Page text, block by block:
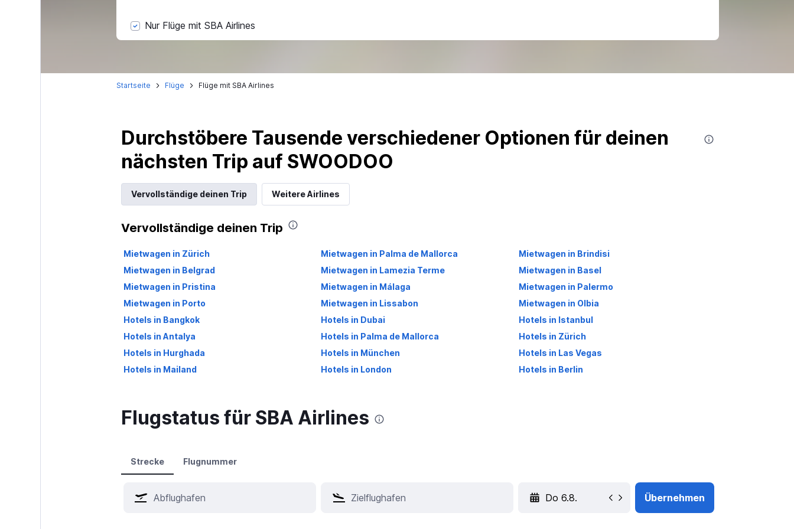
Nur Flüge mit SBA Airlines
Startseite Flüge Flüge mit SBA Airlines
Durchstöbere Tausende verschiedener Optionen für deinen
nächsten Trip auf SWOODOO
Vervollständige deinen Trip Weitere Airlines
Vervollständige deinen Trip
Mietwagen in Zürich Mietwagen in Palma de Mallorca
Mietwagen in Brindisi
Mietwagen in Belgrad
Mietwagen in Lamezia Terme
Mietwagen in Basel
Mietwagen in Pristina
Mietwagen in Málaga
Mietwagen in Palermo
Mietwagen in Porto
Mietwagen in Lissabon
Mietwagen in Olbia
Hotels in Bangkok
Hotels in Dubai
Hotels in Istanbul
Hotels in Antalya
Hotels in Palma de Mallorca
Hotels in Zürich
Hotels in Hurghada
Hotels in München
Hotels in Las Vegas
Hotels in Mailand
Hotels in London Hotels in Berlin
Flugstatus für SBA Airlines
Strecke Flugnummer
Übernehmen